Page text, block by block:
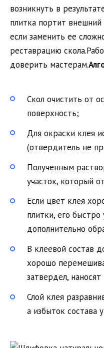
возникнуть в
плитка портит
если заменить ее
реставрацию
доверить мастерам.
Скол очистить от
поверхность;
Для окраски клея
(отвердитель не
Полученным
участок, который
Если цвет клея
плитки, его
дополнительно
В клеевой состав
хорошо
затвердел,
Слой клея
а избыток состава